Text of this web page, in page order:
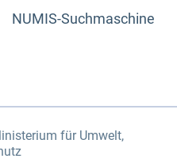
NUMIS-Suchmaschine
für Umwelt,